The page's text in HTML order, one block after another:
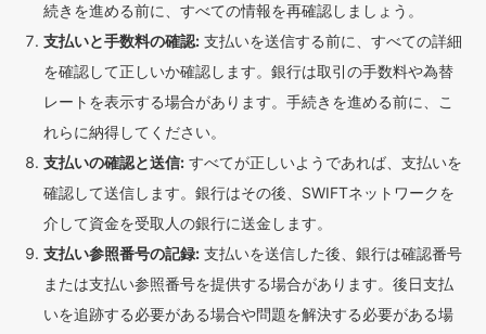
続きを進める前に、すべての情報を再確認しましょう。
支払いと手数料の確認: 支払いを送信する前に、すべての詳細
を確認して正しいか確認します。銀行は取引の手数料や為替
レートを表示する場合があります。手続きを進める前に、こ
れらに納得してください。
支払いの確認と送信: すべてが正しいようであれば、支払いを
確認して送信します。銀行はその後、SWIFTネットワークを
介して資金を受取人の銀行に送金します。
支払い参照番号の記録: 支払いを送信した後、銀行は確認番号
または支払い参照番号を提供する場合があります。後日支払
いを追跡する必要がある場合や問題を解決する必要がある場